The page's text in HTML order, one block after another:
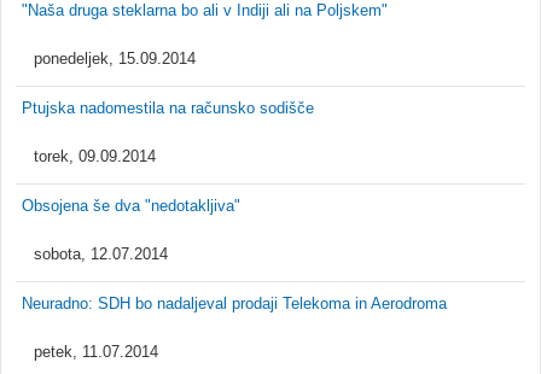
"Naša druga steklarna bo ali v Indiji ali na Poljskem"
ponedeljek, 15.09.2014
Ptujska nadomestila na računsko sodišče
torek, 09.09.2014
Obsojena še dva "nedotakljiva"
sobota, 12.07.2014
Neuradno: SDH bo nadaljeval prodaji Telekoma in Aerodroma
petek, 11.07.2014